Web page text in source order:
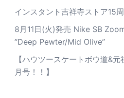
インスタント吉祥寺ストア15周
8月11日(火)発売 Nike SB
”Deep Pewter/Mid Olive”
【ハウツースケートボウ道&
月号！！】